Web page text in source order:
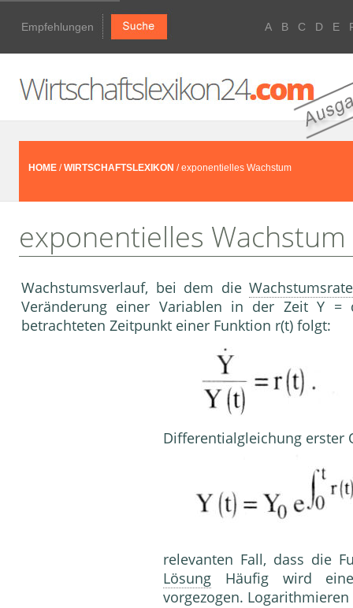
Empfehlungen A B C D E
HOME /WIRTSCHAFTSLEXIKON / exponentielles Wachstum
exponentielles Wachstum
Wachstumsverlauf, bei dem dieWachstumsrate
Veränderung einer Variablen in der Zeit Y
betrachteten Zeitpunkt einer Funktion r(t) folgt:
Differentialgleichung erster
relevanten Fall, dass die
Lösung Häufig wird eine
vorgezogen.